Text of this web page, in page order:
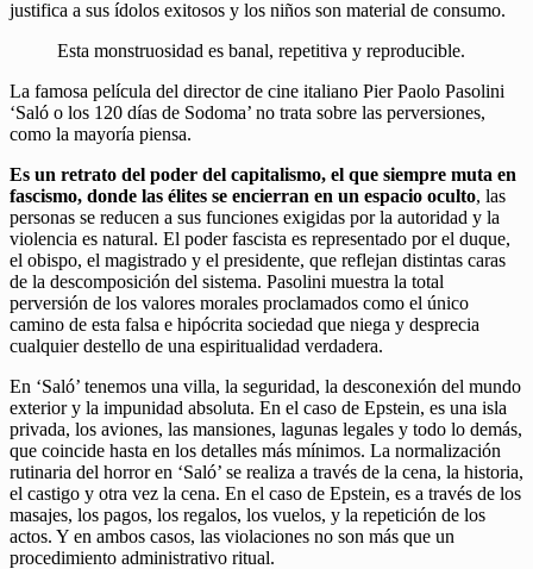
justifica a sus ídolos exitosos y los niños son material de consumo.
Esta monstruosidad es banal, repetitiva y reproducible.
La famosa película del director de cine italiano Pier Paolo Pasolini
‘Saló o los 120 días de Sodoma’ no trata sobre las perversiones,
como la mayoría piensa.
Es un retrato del poder del capitalismo, el que siempre muta en
fascismo, donde las élites se encierran en un espacio oculto, las
personas se reducen a sus funciones exigidas por la autoridad y la
violencia es natural. El poder fascista es representado por el duque,
el obispo, el magistrado y el presidente, que reflejan distintas caras
de la descomposición del sistema. Pasolini muestra la total
perversión de los valores morales proclamados como el único
camino de esta falsa e hipócrita sociedad que niega y desprecia
cualquier destello de una espiritualidad verdadera.
En ‘Saló’ tenemos una villa, la seguridad, la desconexión del mundo
exterior y la impunidad absoluta. En el caso de Epstein, es una isla
privada, los aviones, las mansiones, lagunas legales y todo lo demás,
que coincide hasta en los detalles más mínimos. La normalización
rutinaria del horror en ‘Saló’ se realiza a través de la cena, la historia,
el castigo y otra vez la cena. En el caso de Epstein, es a través de los
masajes, los pagos, los regalos, los vuelos, y la repetición de los
actos. Y en ambos casos, las violaciones no son más que un
procedimiento administrativo ritual.